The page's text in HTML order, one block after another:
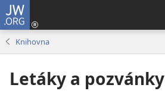
JW.ORG
Knihovna
Letáky a pozvánky